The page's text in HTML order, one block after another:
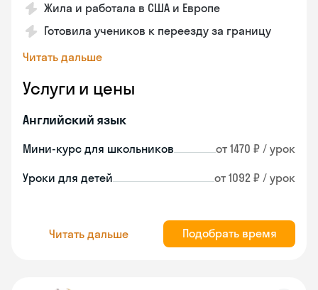
Жила и работала в США и Европе
Готовила учеников к переезду за границу
Читать дальше
Услуги и цены
Английский язык
Мини-курс для школьников от 1470 ₽ / урок
Уроки для детей от 1092 ₽ / урок
Читать дальше Подобрать время